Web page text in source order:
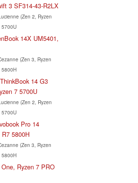
3 SF314-43-R2LX
(Zen 2, Ryzen
5700U
14X UM5401,
(Zen 3, Ryzen
5800H
14 G3
7 5700U
(Zen 2, Ryzen
5700U
Pro 14
5800H
(Zen 3, Ryzen
5800H
Ryzen 7 PRO